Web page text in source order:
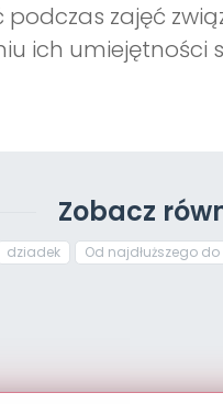
zajęć
ich umiejętności
Zobacz
dziadek Od najdłuższego